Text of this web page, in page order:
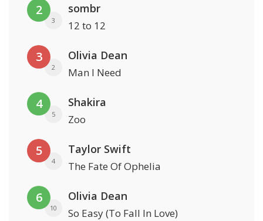
2
3
sombr
12 to 12
3
2
Olivia Dean
Man I Need
4
5
Shakira
Zoo
5
4
Taylor Swift
The Fate Of Ophelia
6
10
Olivia Dean
So Easy (To Fall In Love)